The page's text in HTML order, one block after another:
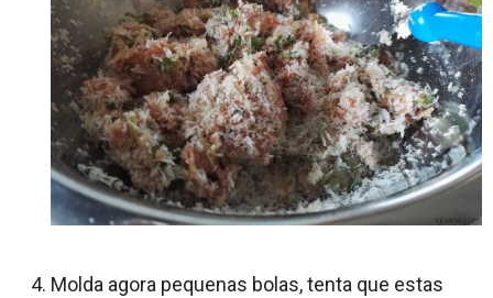
Molda agora pequenas bolas, tenta que estas